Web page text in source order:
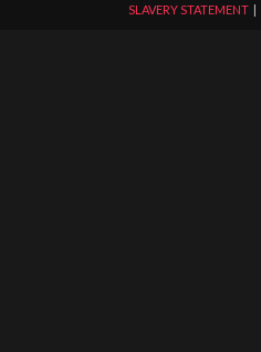
SLAVERY STATEMENT|